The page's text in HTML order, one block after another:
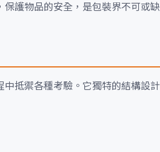
護物品的安全，是包裝界不可或
抵禦各種考驗。它獨特的結構設